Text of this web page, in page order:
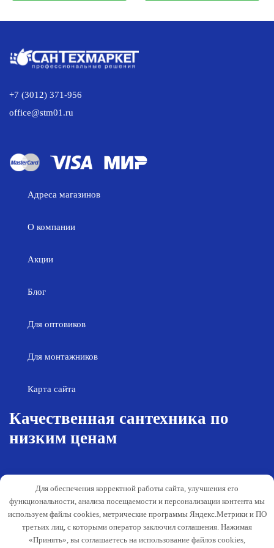
+7 (3012) 371-956
office@stm01.ru
Адреса магазинов
О компании
Акции
Блог
Для оптовиков
Для монтажников
Карта сайта
Качественная сантехника по
низким ценам
Гарантия и обслуживание
Публичная оферта
данных
Способы оплаты
Для обеспечения корректной работы сайта, улучшения его
функциональности, анализа посещаемости и персонализации контента мы
используем файлы cookies, метрические программы Яндекс.Метрики и ПО
третьих лиц, с которыми оператор заключил соглашения. Нажимая
«Принять», вы соглашаетесь на использование файлов cookies,